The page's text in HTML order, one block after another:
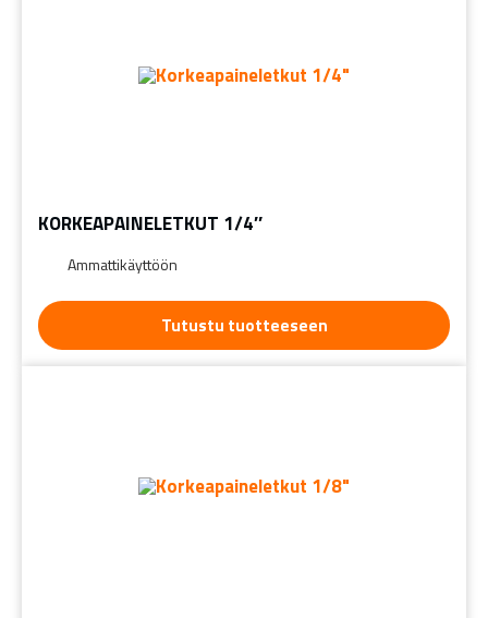
KORKEAPAINELETKUT 1/4″
Ammattikäyttöön
Tutustu tuotteeseen